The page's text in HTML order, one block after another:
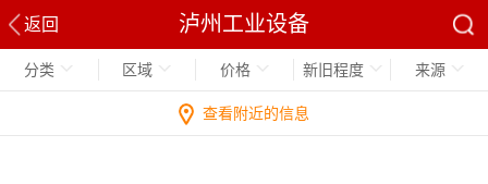
返回 泸州工业设备
分类 区域 价格 新旧程度 来源
查看附近的信息